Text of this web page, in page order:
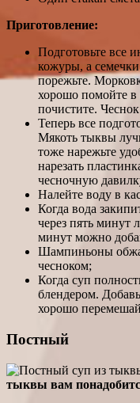
Приготовление:
Подготовьте все
кожуры, а
порежьте.
хорошо помойте в
почистите.
Теперь все
Мякоть тыквы
тоже нарежьте
нарезать
чесночную
Налейте воду в
Когда вода
через пять минут
минут можно
Шампиньоны
чесноком;
Когда суп
блендером.
хорошо
Постный
тыквы вам